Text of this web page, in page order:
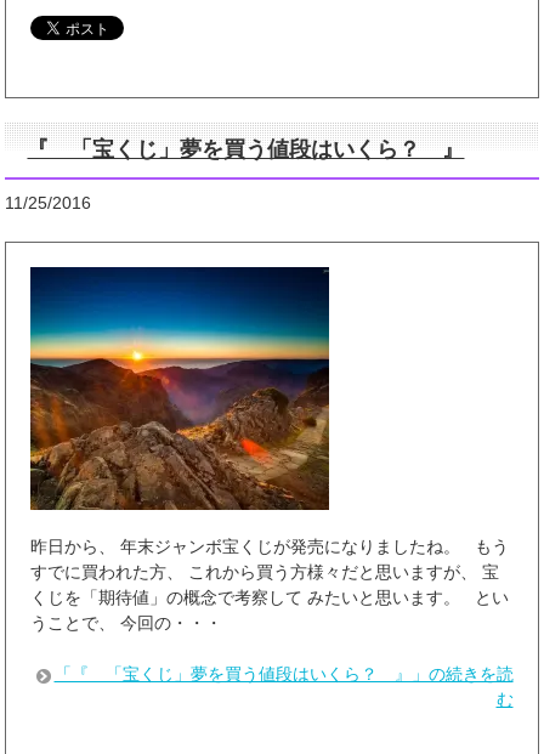
『 「宝くじ」夢を買う値段はいくら？ 』
11/25/2016
昨日から、 年末ジャンボ宝くじが発売になりましたね。 もう
すでに買われた方、 これから買う方様々だと思いますが、 宝
くじを「期待値」の概念で考察して みたいと思います。 とい
うことで、 今回の・・・
「『 「宝くじ」夢を買う値段はいくら？ 』」の続きを読
む